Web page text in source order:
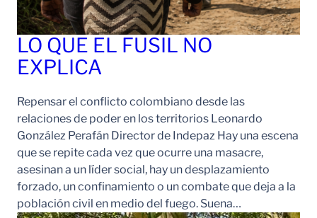
LO QUE EL FUSIL NO
EXPLICA
Repensar el conflicto colombiano desde las
relaciones de poder en los territorios Leonardo
González Perafán Director de Indepaz Hay una escena
que se repite cada vez que ocurre una masacre,
asesinan a un líder social, hay un desplazamiento
forzado, un confinamiento o un combate que deja a la
población civil en medio del fuego. Suena…